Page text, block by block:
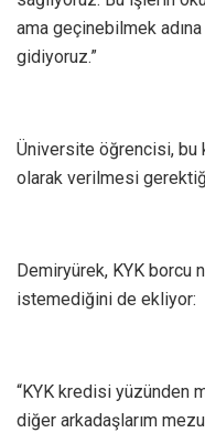
ama geçinebilmek
gidiyoruz.”
Üniversite öğrencisi, bu
olarak verilmesi
Demiryürek, KYK borcu
istemediğini de ekliyor:
“KYK kredisi yüzünden
diğer arkadaşlarım